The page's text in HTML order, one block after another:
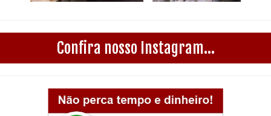
Confira nosso Instagram...